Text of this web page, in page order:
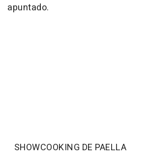
apuntado.
SHOWCOOKING DE PAELLA